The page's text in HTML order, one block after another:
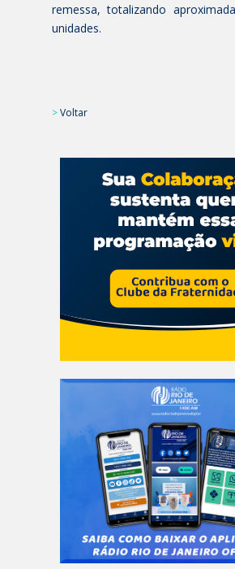
remessa, totalizando
unidades.
>Voltar